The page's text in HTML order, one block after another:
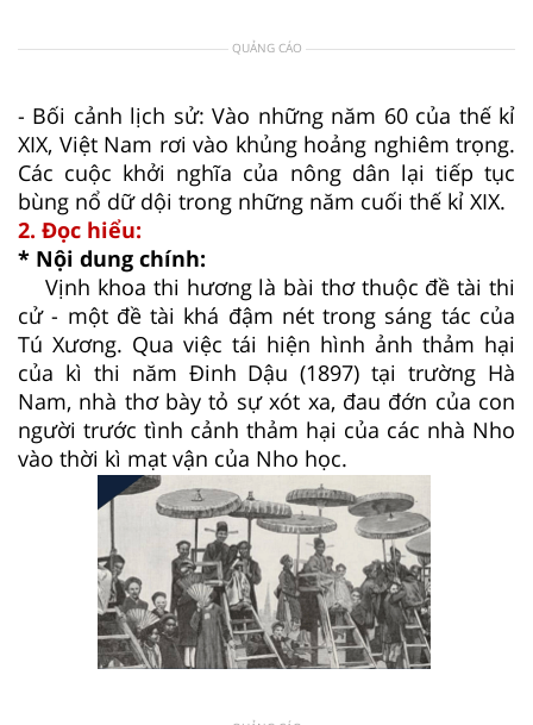
QUẢNG CÁO
- Bối cảnh lịch sử: Vào những năm 60 của thế kỉ
XIX, Việt Nam rơi vào khủng hoảng nghiêm trọng.
Các cuộc khởi nghĩa của nông dân lại tiếp tục
bùng nổ dữ dội trong những năm cuối thế kỉ XIX.
2. Đọc hiểu:
* Nội dung chính:
Vịnh khoa thi hương là bài thơ thuộc đề tài thi
cử - một đề tài khá đậm nét trong sáng tác của
Tú Xương. Qua việc tái hiện hình ảnh thảm hại
của kì thi năm Đinh Dậu (1897) tại trường Hà
Nam, nhà thơ bày tỏ sự xót xa, đau đớn của con
người trước tình cảnh thảm hại của các nhà Nho
vào thời kì mạt vận của Nho học.